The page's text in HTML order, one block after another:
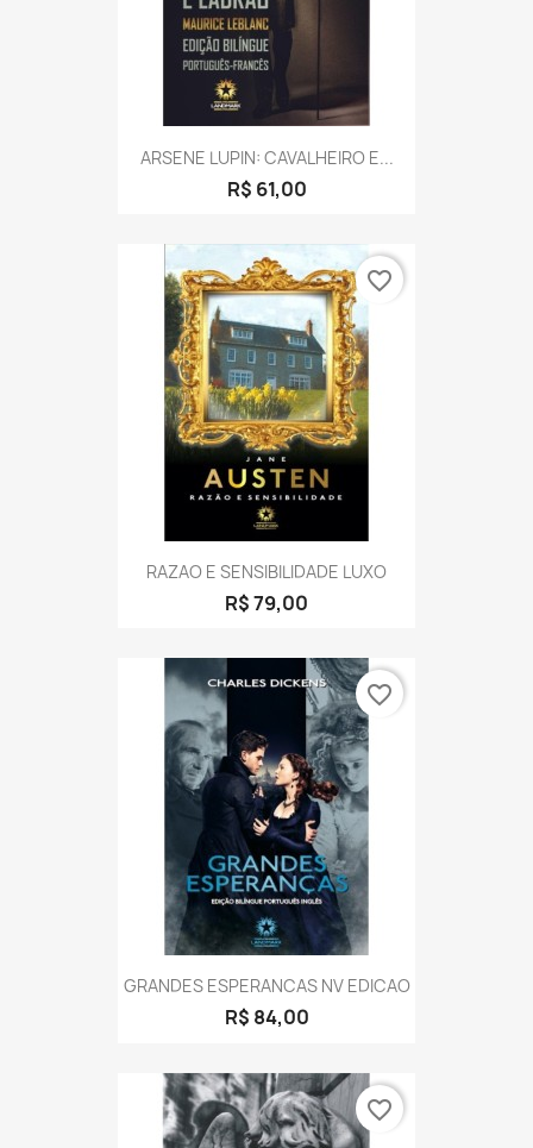
ARSENE LUPIN: CAVALHEIRO E...
R$ 61,00
RAZAO E SENSIBILIDADE LUXO
R$ 79,00
favorite_border
GRANDES ESPERANCAS NV EDICAO
R$ 84,00
favorite_border
favorite_border